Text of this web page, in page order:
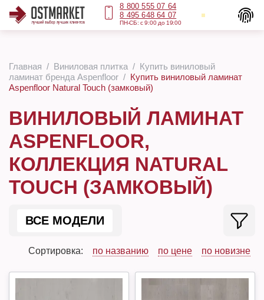
8 800 555 07 64
8 495 648 64 07
ПН-СБ: с 9:00 до 19:00
Главная Виниловая плитка
Купить виниловый
ламинат бренда Aspenfloor
Купить виниловый ламинат
Aspenfloor Natural Touch (замковый)
ВИНИЛОВЫЙ ЛАМИНАТ
ASPENFLOOR,
КОЛЛЕКЦИЯ NATURAL
TOUCH (ЗАМКОВЫЙ)
ВСЕ МОДЕЛИ
Сортировка: по названию по цене по новизне